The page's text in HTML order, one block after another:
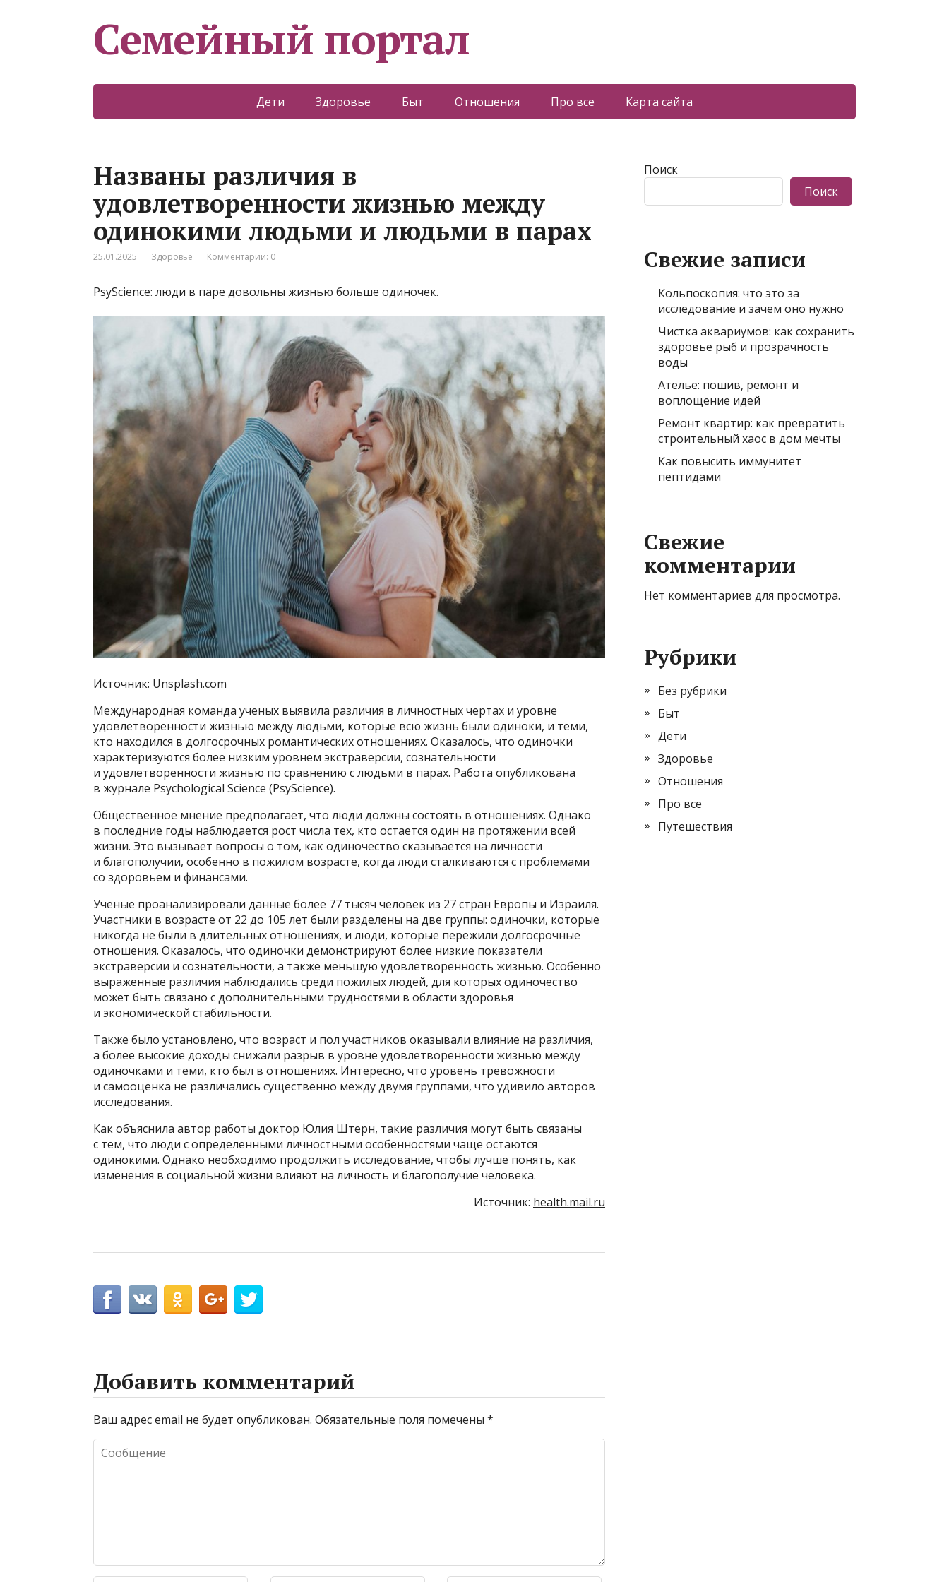
Семейный портал
Дети Здоровье Быт Отношения Про все Карта сайта
Названы различия в
удовлетворенности жизнью между
одинокими людьми и людьми в парах
25.01.2025 Здоровье Комментарии: 0
PsyScience: люди в паре довольны жизнью больше одиночек.
Источник: Unsplash.com
Международная команда ученых выявила различия в личностных чертах и уровне
удовлетворенности жизнью между людьми, которые всю жизнь были одиноки, и теми,
кто находился в долгосрочных романтических отношениях. Оказалось, что одиночки
характеризуются более низким уровнем экстраверсии, сознательности
и удовлетворенности жизнью по сравнению с людьми в парах. Работа опубликована
в журнале Psychological Science (PsyScience).
Общественное мнение предполагает, что люди должны состоять в отношениях. Однако
в последние годы наблюдается рост числа тех, кто остается один на протяжении всей
жизни. Это вызывает вопросы о том, как одиночество сказывается на личности
и благополучии, особенно в пожилом возрасте, когда люди сталкиваются с проблемами
со здоровьем и финансами.
Ученые проанализировали данные более 77 тысяч человек из 27 стран Европы и Израиля.
Участники в возрасте от 22 до 105 лет были разделены на две группы: одиночки, которые
никогда не были в длительных отношениях, и люди, которые пережили долгосрочные
отношения. Оказалось, что одиночки демонстрируют более низкие показатели
экстраверсии и сознательности, а также меньшую удовлетворенность жизнью. Особенно
выраженные различия наблюдались среди пожилых людей, для которых одиночество
может быть связано с дополнительными трудностями в области здоровья
и экономической стабильности.
Также было установлено, что возраст и пол участников оказывали влияние на различия,
а более высокие доходы снижали разрыв в уровне удовлетворенности жизнью между
одиночками и теми, кто был в отношениях. Интересно, что уровень тревожности
и самооценка не различались существенно между двумя группами, что удивило авторов
исследования.
Как объяснила автор работы доктор Юлия Штерн, такие различия могут быть связаны
с тем, что люди с определенными личностными особенностями чаще остаются
одинокими. Однако необходимо продолжить исследование, чтобы лучше понять, как
изменения в социальной жизни влияют на личность и благополучие человека.
Источник: health.mail.ru
Добавить комментарий
Ваш адрес email не будет опубликован. Обязательные поля помечены *
Поиск
Поиск
Свежие записи
Кольпоскопия: что это за
исследование и зачем оно нужно
Чистка аквариумов: как сохранить
здоровье рыб и прозрачность
воды
Ателье: пошив, ремонт и
воплощение идей
Ремонт квартир: как превратить
строительный хаос в дом мечты
Как повысить иммунитет
пептидами
Свежие
комментарии
Нет комментариев для просмотра.
Рубрики
Без рубрики
Быт
Дети
Здоровье
Отношения
Про все
Путешествия